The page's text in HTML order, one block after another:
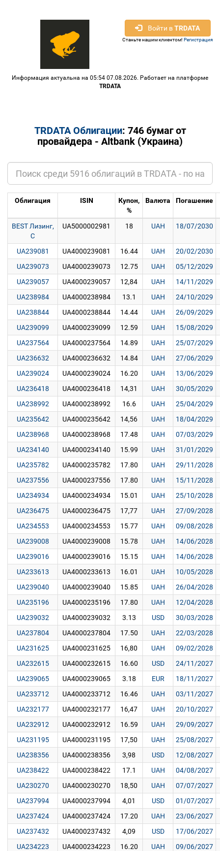
Войти вTRDATA
Станьте нашим клиентом! Регистрация
Информация актуальна на 05:54 07.08.2026. Работает на платформе
TRDATA
TRDATA Облигации: 746 бумаг от
провайдера - Altbank (Украина)
Облигация ISIN
Купон,
%
Валюта Погашение
BEST Лизинг,
C
UA5000002981 18 UAH 18/07/2030
UA239081 UA4000239081 16.44 UAH
20/02/2030
UA239073
UA4000239073 12.75 UAH
05/12/2029
UA239057
UA4000239057 12,84 UAH
14/11/2029
UA238984
UA4000238984 13.1 UAH
24/10/2029
UA238844
UA4000238844 14.44 UAH
26/09/2029
UA239099
UA4000239099 12.59 UAH
15/08/2029
UA237564
UA4000237564 14.89 UAH
25/07/2029
UA236632
UA4000236632 14.84 UAH
27/06/2029
UA239024
UA4000239024 16.20 UAH
13/06/2029
UA236418
UA4000236418 14,31 UAH
30/05/2029
UA238992
UA4000238992 16.6 UAH
25/04/2029
UA235642
UA4000235642 14,56 UAH
18/04/2029
UA238968
UA4000238968 17.48 UAH
07/03/2029
UA234140
UA4000234140 15.99 UAH
31/01/2029
UA235782
UA4000235782 17.80 UAH
29/11/2028
UA237556
UA4000237556 17.80 UAH
15/11/2028
UA234934
UA4000234934 15.01 UAH
25/10/2028
UA236475
UA4000236475 17,77 UAH
27/09/2028
UA234553
UA4000234553 15.77 UAH
09/08/2028
UA239008
UA4000239008 15.78 UAH
14/06/2028
UA239016
UA4000239016 15.15 UAH
14/06/2028
UA233613
UA4000233613 16.01 UAH
10/05/2028
UA239040
UA4000239040 15.85 UAH
26/04/2028
UA235196
UA4000235196 17.80 UAH
12/04/2028
UA239032
UA4000239032 3.13 USD
30/03/2028
UA237804
UA4000237804 17.50 UAH
22/03/2028
UA231625
UA4000231625 16,80 UAH
09/02/2028
UA232615
UA4000232615 16.60 USD
24/11/2027
UA239065
UA4000239065 3.18 EUR
18/11/2027
UA233712
UA4000233712 16.46 UAH
03/11/2027
UA232177
UA4000232177 16,47 UAH
20/10/2027
UA232912
UA4000232912 16.59 UAH
29/09/2027
UA231195
UA4000231195 17,50 UAH
25/08/2027
UA238356
UA4000238356 3,98 USD
12/08/2027
UA238422
UA4000238422 17.1 UAH
04/08/2027
UA230270
UA4000230270 18,50 UAH
07/07/2027
UA237994
UA4000237994 4,01 USD
01/07/2027
UA237424
UA4000237424 17.20 UAH
23/06/2027
UA237432
UA4000237432 4,09 USD
17/06/2027
UA234223
UA4000234223 16.20 UAH
09/06/2027